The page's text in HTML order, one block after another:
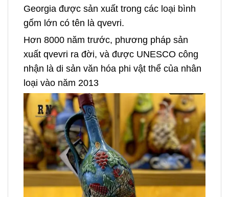
Georgia được sản xuất trong các loại bình
gốm lớn có tên là qvevri.
Hơn 8000 năm trước, phương pháp sản
xuất qvevri ra đời, và được UNESCO công
nhận là di sản văn hóa phi vật thể của nhân
loại vào năm 2013